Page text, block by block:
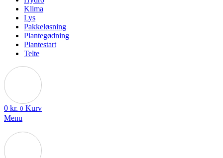
Klima
Lys
Pakkeløsning
Plantegødning
Plantestart
Telte
0 kr. 0 Kurv
Menu